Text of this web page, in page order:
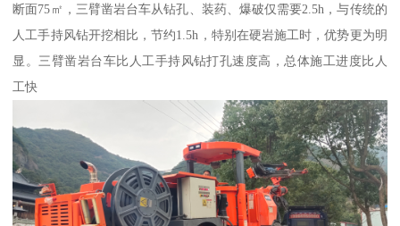
断面75㎡，三臂凿岩台车从钻孔、装药、爆破仅需要2.5h，与传统的
人工手持风钻开挖相比，节约1.5h，特别在硬岩施工时，优势更为明
显。三臂凿岩台车比人工手持风钻打孔速度高，总体施工进度比人
工快